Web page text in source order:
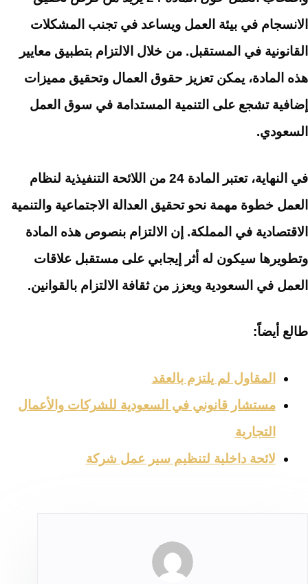
الانسجام في بيئة العمل ويساعد في تجنب المشكلات
القانونية في المستقبل. من خلال الالتزام بتطبيق معايير
هذه المادة، يمكن تعزيز حقوق العمال وتحقيق مميزات
إضافية تشجع على التنمية المستدامة في سوق العمل
السعودي.
في النهاية، تعتبر المادة 24 من اللائحة التنفيذية لنظام
العمل خطوة مهمة نحو تحقيق العدالة الاجتماعية والتنمية
الاقتصادية في المملكة. إن الالتزام بنصوص هذه المادة
وتطويرها سيكون له أثر إيجابي على مستقبل علاقات
العمل في السعودية ويعزز من ثقافة الالتزام بالقوانين.
طالع أيضاً:
المقاول لم يلتزم بالعقد
مستشار قانوني في السعودية للشركات والأعمال
التجارية
لائحة داخلية لتنظيم سير عمل شركة